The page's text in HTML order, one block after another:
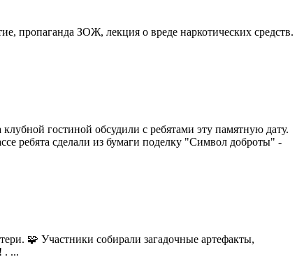
пропаганда ЗОЖ, лекция о вреде наркотических средств.
гостиной обсудили с ребятами эту памятную дату.
ребята сделали из бумаги поделку "Символ доброты" -
🧩 Участники собирали загадочные артефакты,
. ...